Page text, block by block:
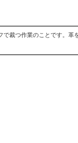
裁つ作業のことです。